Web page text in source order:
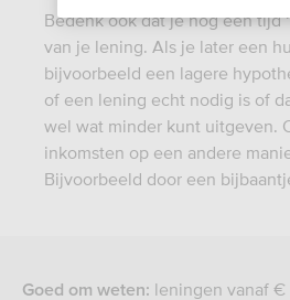
Bedenk ook dat je nog een tijd
van je lening. Als je later een
bijvoorbeeld een lagere
of een lening echt nodig is of
wel wat minder kunt uitgeven.
inkomsten op een andere
Bijvoorbeeld door een
Goed om weten: leningen vanaf